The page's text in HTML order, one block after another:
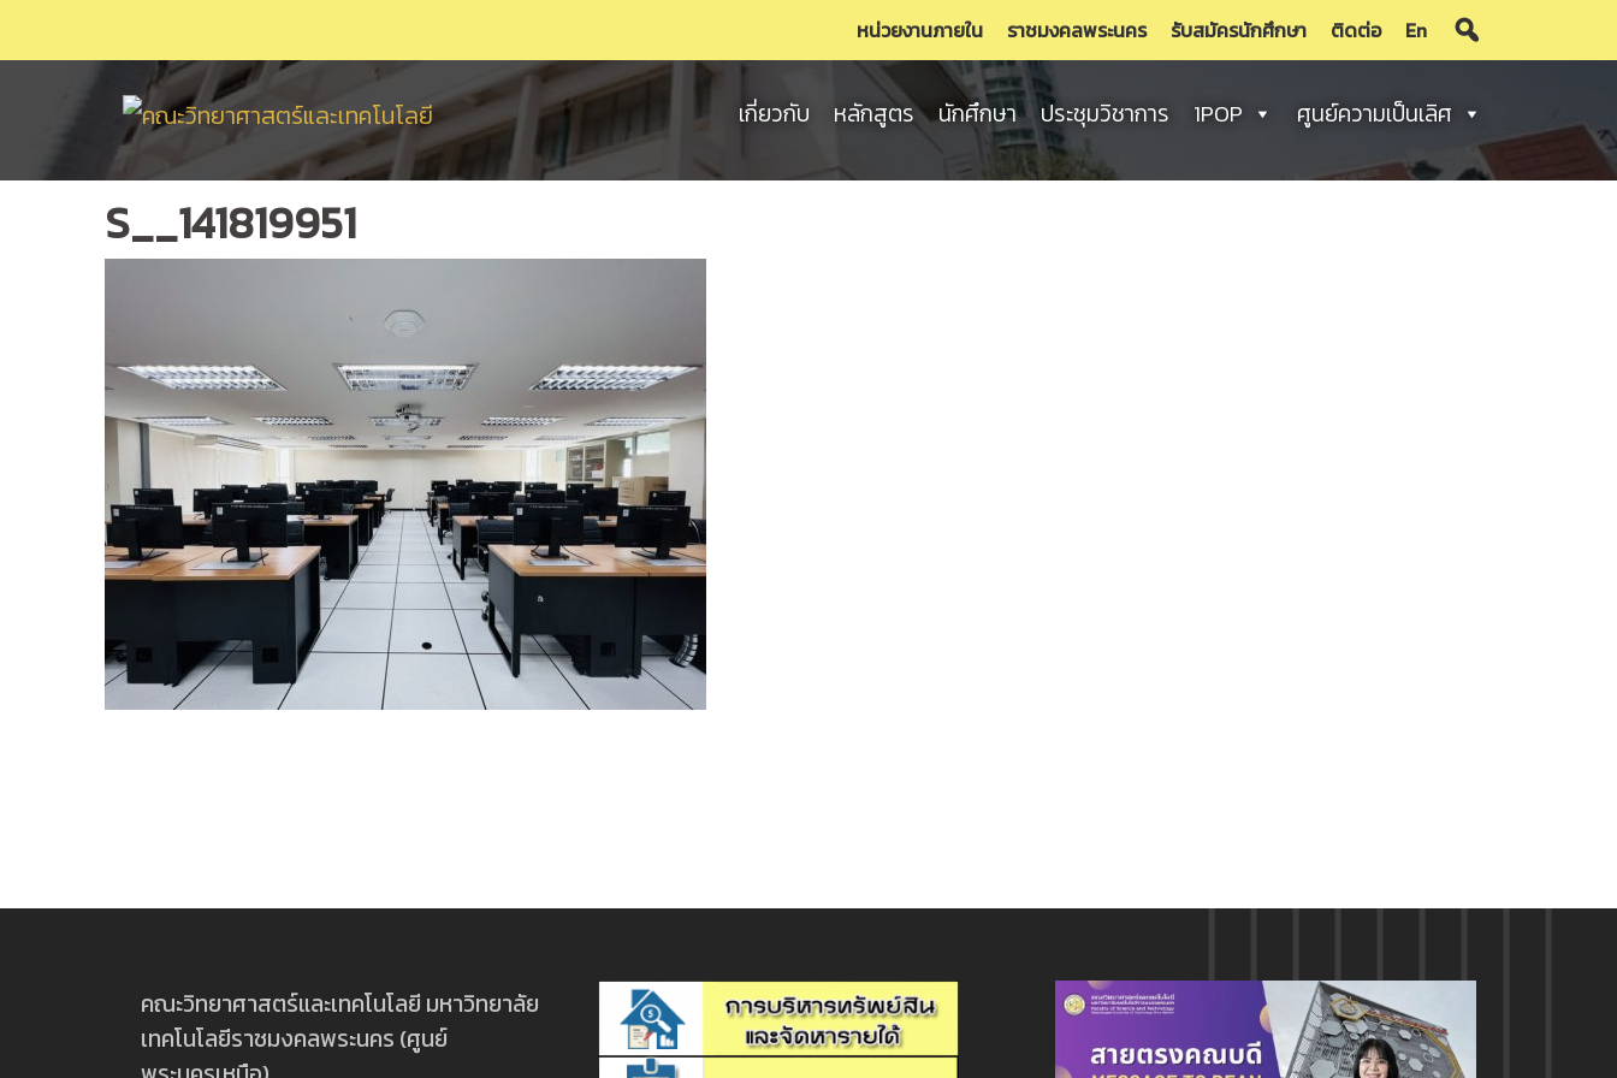
to
หน่วยงานภายใน ราชมงคลพระนคร รับสมัครนักศึกษา ติดต่อ En
เกี่ยวกับ หลักสูตร นักศึกษา ประชุมวิชาการ 1POP ศูนย์ความเป็นเลิศ
S__141819951
คณะวิทยาศาสตร์และเทคโนโลยี มหาวิทยาลัย
เทคโนโลยีราชมงคลพระนคร (ศูนย์